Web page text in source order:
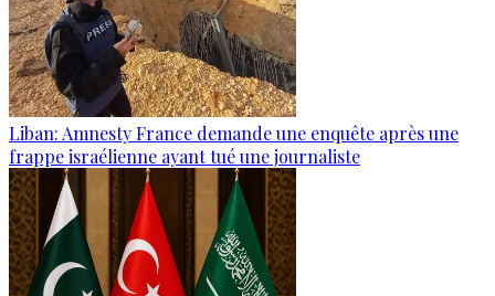
Liban: Amnesty France demande une enquête après une
frappe israélienne ayant tué une journaliste